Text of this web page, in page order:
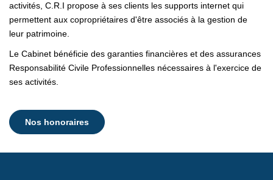
activités, C.R.I propose à ses clients les supports internet qui
permettent aux copropriétaires d'être associés à la gestion de
leur patrimoine.
Le Cabinet bénéficie des garanties financières et des assurances
Responsabilité Civile Professionnelles nécessaires à l'exercice de
ses activités.
Nos honoraires